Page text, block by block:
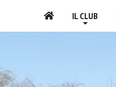
IL CLUB